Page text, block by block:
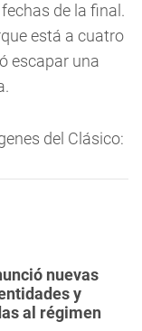
de la final.
está a cuatro
escapar una
del Clásico:
nuevas
y
al régimen